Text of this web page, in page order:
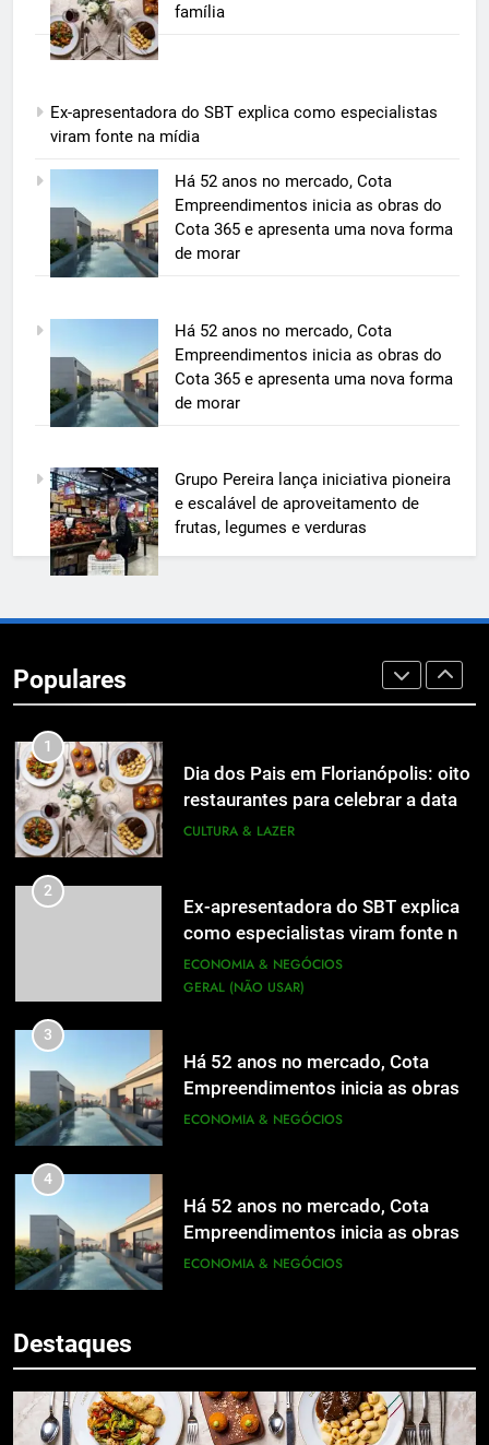
família
Ex-apresentadora do SBT explica como especialistas
viram fonte na mídia
Há 52 anos no mercado, Cota
Empreendimentos inicia as obras do
Cota 365 e apresenta uma nova forma
de morar
Há 52 anos no mercado, Cota
Empreendimentos inicia as obras do
Cota 365 e apresenta uma nova forma
de morar
Grupo Pereira lança iniciativa pioneira
e escalável de aproveitamento de
frutas, legumes e verduras
Populares
5
Grupo Pereira lança iniciativa
pioneira e escalável de
aproveitamento de frutas, legumes
ECONOMIA & NEGÓCIOS
BIM transforma a construção civil
e mostra na prática como reduzir
custos, evitar desperdícios e
ECONOMIA & NEGÓCIOS
A 6ª edição do Prêmio ACI OCESC
de Jornalismo está com as
inscrições abertas
UTILIDADE PÚBLICA
A 6ª edição do Prêmio ACI OCESC
de Jornalismo está com as
1
Dia dos Pais em Florianópolis: oito
restaurantes para celebrar a data
em família
CULTURA & LAZER
2
Ex-apresentadora do SBT explica
como especialistas viram fonte na
mídia
ECONOMIA & NEGÓCIOS
GERAL (NÃO USAR)
3
Há 52 anos no mercado, Cota
Empreendimentos inicia as obras
do Cota 365 e apresenta uma nova
ECONOMIA & NEGÓCIOS
4
Há 52 anos no mercado, Cota
Empreendimentos inicia as obras
do Cota 365 e apresenta uma nova
ECONOMIA & NEGÓCIOS
pioneira e escalável de
aproveitamento de frutas, legumes
e verduras
ECONOMIA & NEGÓCIOS
Destaques
5
e verduras
ECONOMIA & NEGÓCIOS
6